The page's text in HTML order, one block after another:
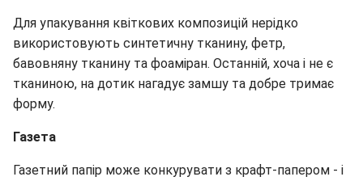
Для упакування квіткових композицій нерідко
використовують синтетичну тканину, фетр,
бавовняну тканину та фоаміран. Останній, хоча і не є
тканиною, на дотик нагадує замшу та добре тримає
форму.
Газета
Газетний папір може конкурувати з крафт-папером - і